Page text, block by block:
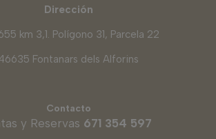
Dirección
km 3,1. Polígono 31, Parcela 22
Fontanars dels Alforins
Contacto
y Reservas 671 354 597